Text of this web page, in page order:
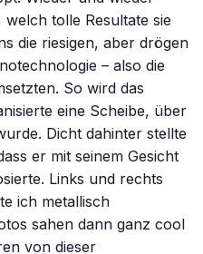
tolle Resultate sie
die riesigen, aber drögen
– also die
So wird das
eine Scheibe, über
Dicht dahinter stellte
er mit seinem Gesicht
Links und rechts
ich metallisch
sahen dann ganz cool
von dieser